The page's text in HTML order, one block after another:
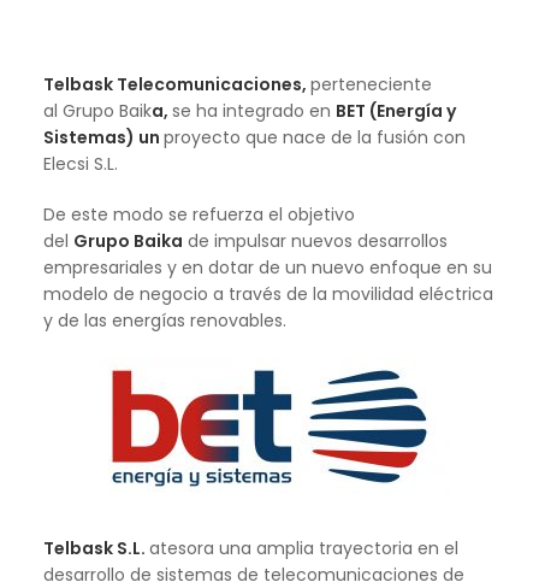
Telbask Telecomunicaciones, perteneciente
al Grupo Baika, se ha integrado en BET (Energía y
Sistemas) un proyecto que nace de la fusión con
Elecsi S.L.
De este modo se refuerza el objetivo
del Grupo Baika de impulsar nuevos desarrollos
empresariales y en dotar de un nuevo enfoque en su
modelo de negocio a través de la movilidad eléctrica
y de las energías renovables.
Telbask S.L. atesora una amplia trayectoria en el
desarrollo de sistemas de telecomunicaciones de